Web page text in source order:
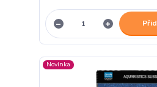
Novinka